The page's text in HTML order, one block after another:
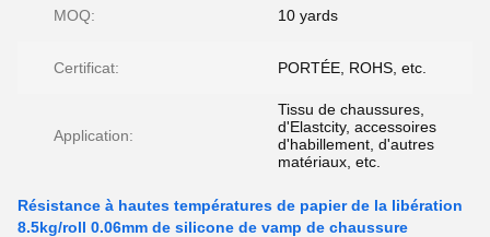
MOQ: 10 yards
Certificat: PORTÉE, ROHS, etc.
Application:
Tissu de chaussures,
d'Elastcity, accessoires
d'habillement, d'autres
matériaux, etc.
Résistance à hautes températures de papier de la libération
8.5kg/roll 0.06mm de silicone de vamp de chaussure